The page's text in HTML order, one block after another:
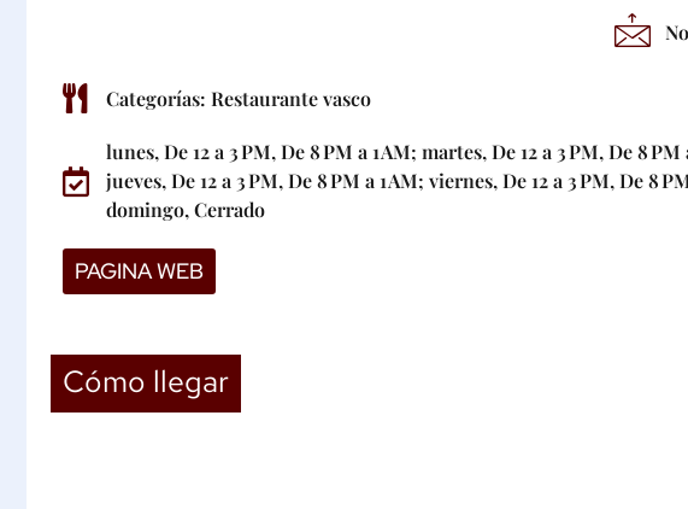
Categorías:Restaurante vasco
lunes, De 12 a 3 PM, De 8 PM a 1 AM; martes, De 12 a 3 PM, De 8
jueves, De 12 a 3 PM, De 8 PM a 1 AM; viernes, De 12 a 3 PM, De 8
domingo, Cerrado
PAGINA WEB
Cómo llegar